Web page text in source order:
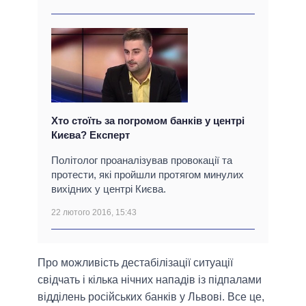
Хто стоїть за погромом банків у центрі
Києва? Експерт
Політолог проаналізував провокації та
протести, які пройшли протягом минулих
вихідних у центрі Києва.
22 лютого 2016, 15:43
Про можливість дестабілізації ситуації
свідчать і кілька нічних нападів із підпалами
відділень російських банків у Львові. Все це,